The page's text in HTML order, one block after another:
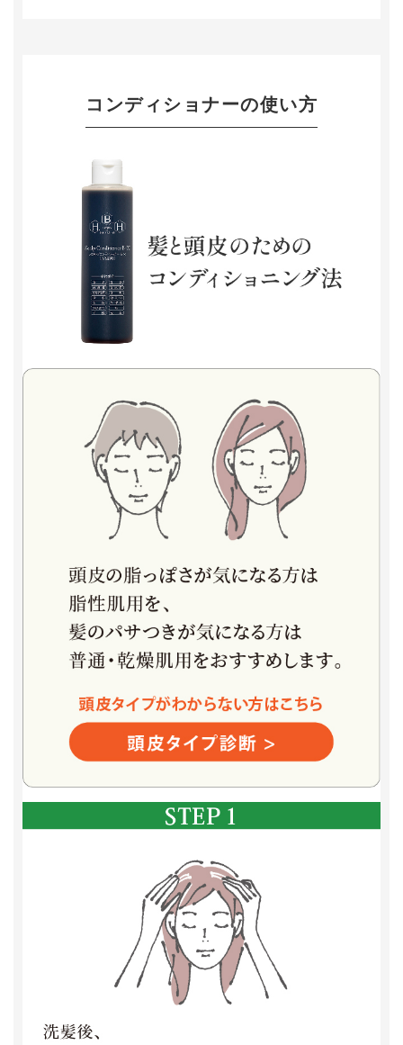
コンディショナーの使い方